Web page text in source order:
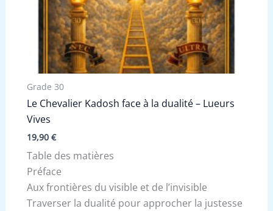
Grade 30
Le Chevalier Kadosh face à la dualité – Lueurs
Vives
19,90 €
Table des matières
Préface
Aux frontières du visible et de l’invisible
Traverser la dualité pour approcher la justesse